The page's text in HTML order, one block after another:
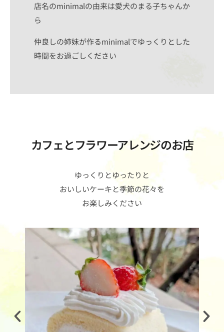
店名のminimalの由来は愛犬のまる子ちゃんか
ら
仲良しの姉妹が作るminimalでゆっくりとした
時間をお過ごしください
カフェとフラワーアレンジのお店
ゆっくりとゆったりと
おいしいケーキと季節の花々を
お楽しみください